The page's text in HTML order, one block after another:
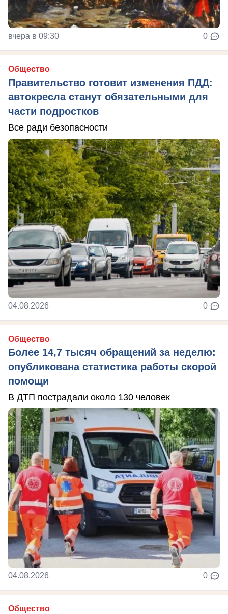
вчера в 09:30 0
Общество
Правительство готовит изменения ПДД:
автокресла станут обязательными для
части подростков
Все ради безопасности
04.08.2026 0
Общество
Более 14,7 тысяч обращений за неделю:
опубликована статистика работы скорой
помощи
В ДТП пострадали около 130 человек
04.08.2026 0
Общество